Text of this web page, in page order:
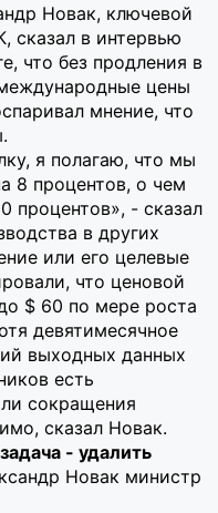
Новак, ключевой
сказал в интервью
что без продления в
цены
мнение, что
я полагаю, что мы
8 процентов, о чем
процентов», - сказал
в других
или его целевые
что ценовой
$ 60 по мере роста
девятимесячное
выходных данных
есть
сокращения
сказал Новак.
- удалить
Новак министр